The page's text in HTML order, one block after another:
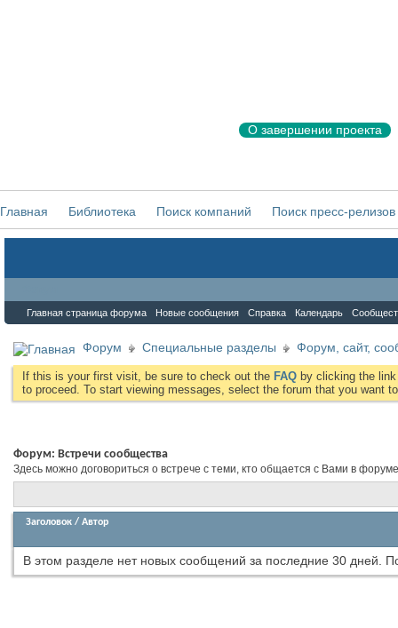
О завершении проекта
Главная Библиотека Поиск компаний Поиск пресс-релизов
Главная страница форума Новые сообщения Справка Календарь
Форум Специальные разделы Форум, сайт,
If this is your first visit, be sure to check out the FAQ by clicking the
to proceed. To start viewing messages, select the forum that you want
Форум: Встречи сообщества
Здесь можно договориться о встрече с теми, кто общается с Вами в форуме
Заголовок / Автор
В этом разделе нет новых сообщений за последние 30 дней.